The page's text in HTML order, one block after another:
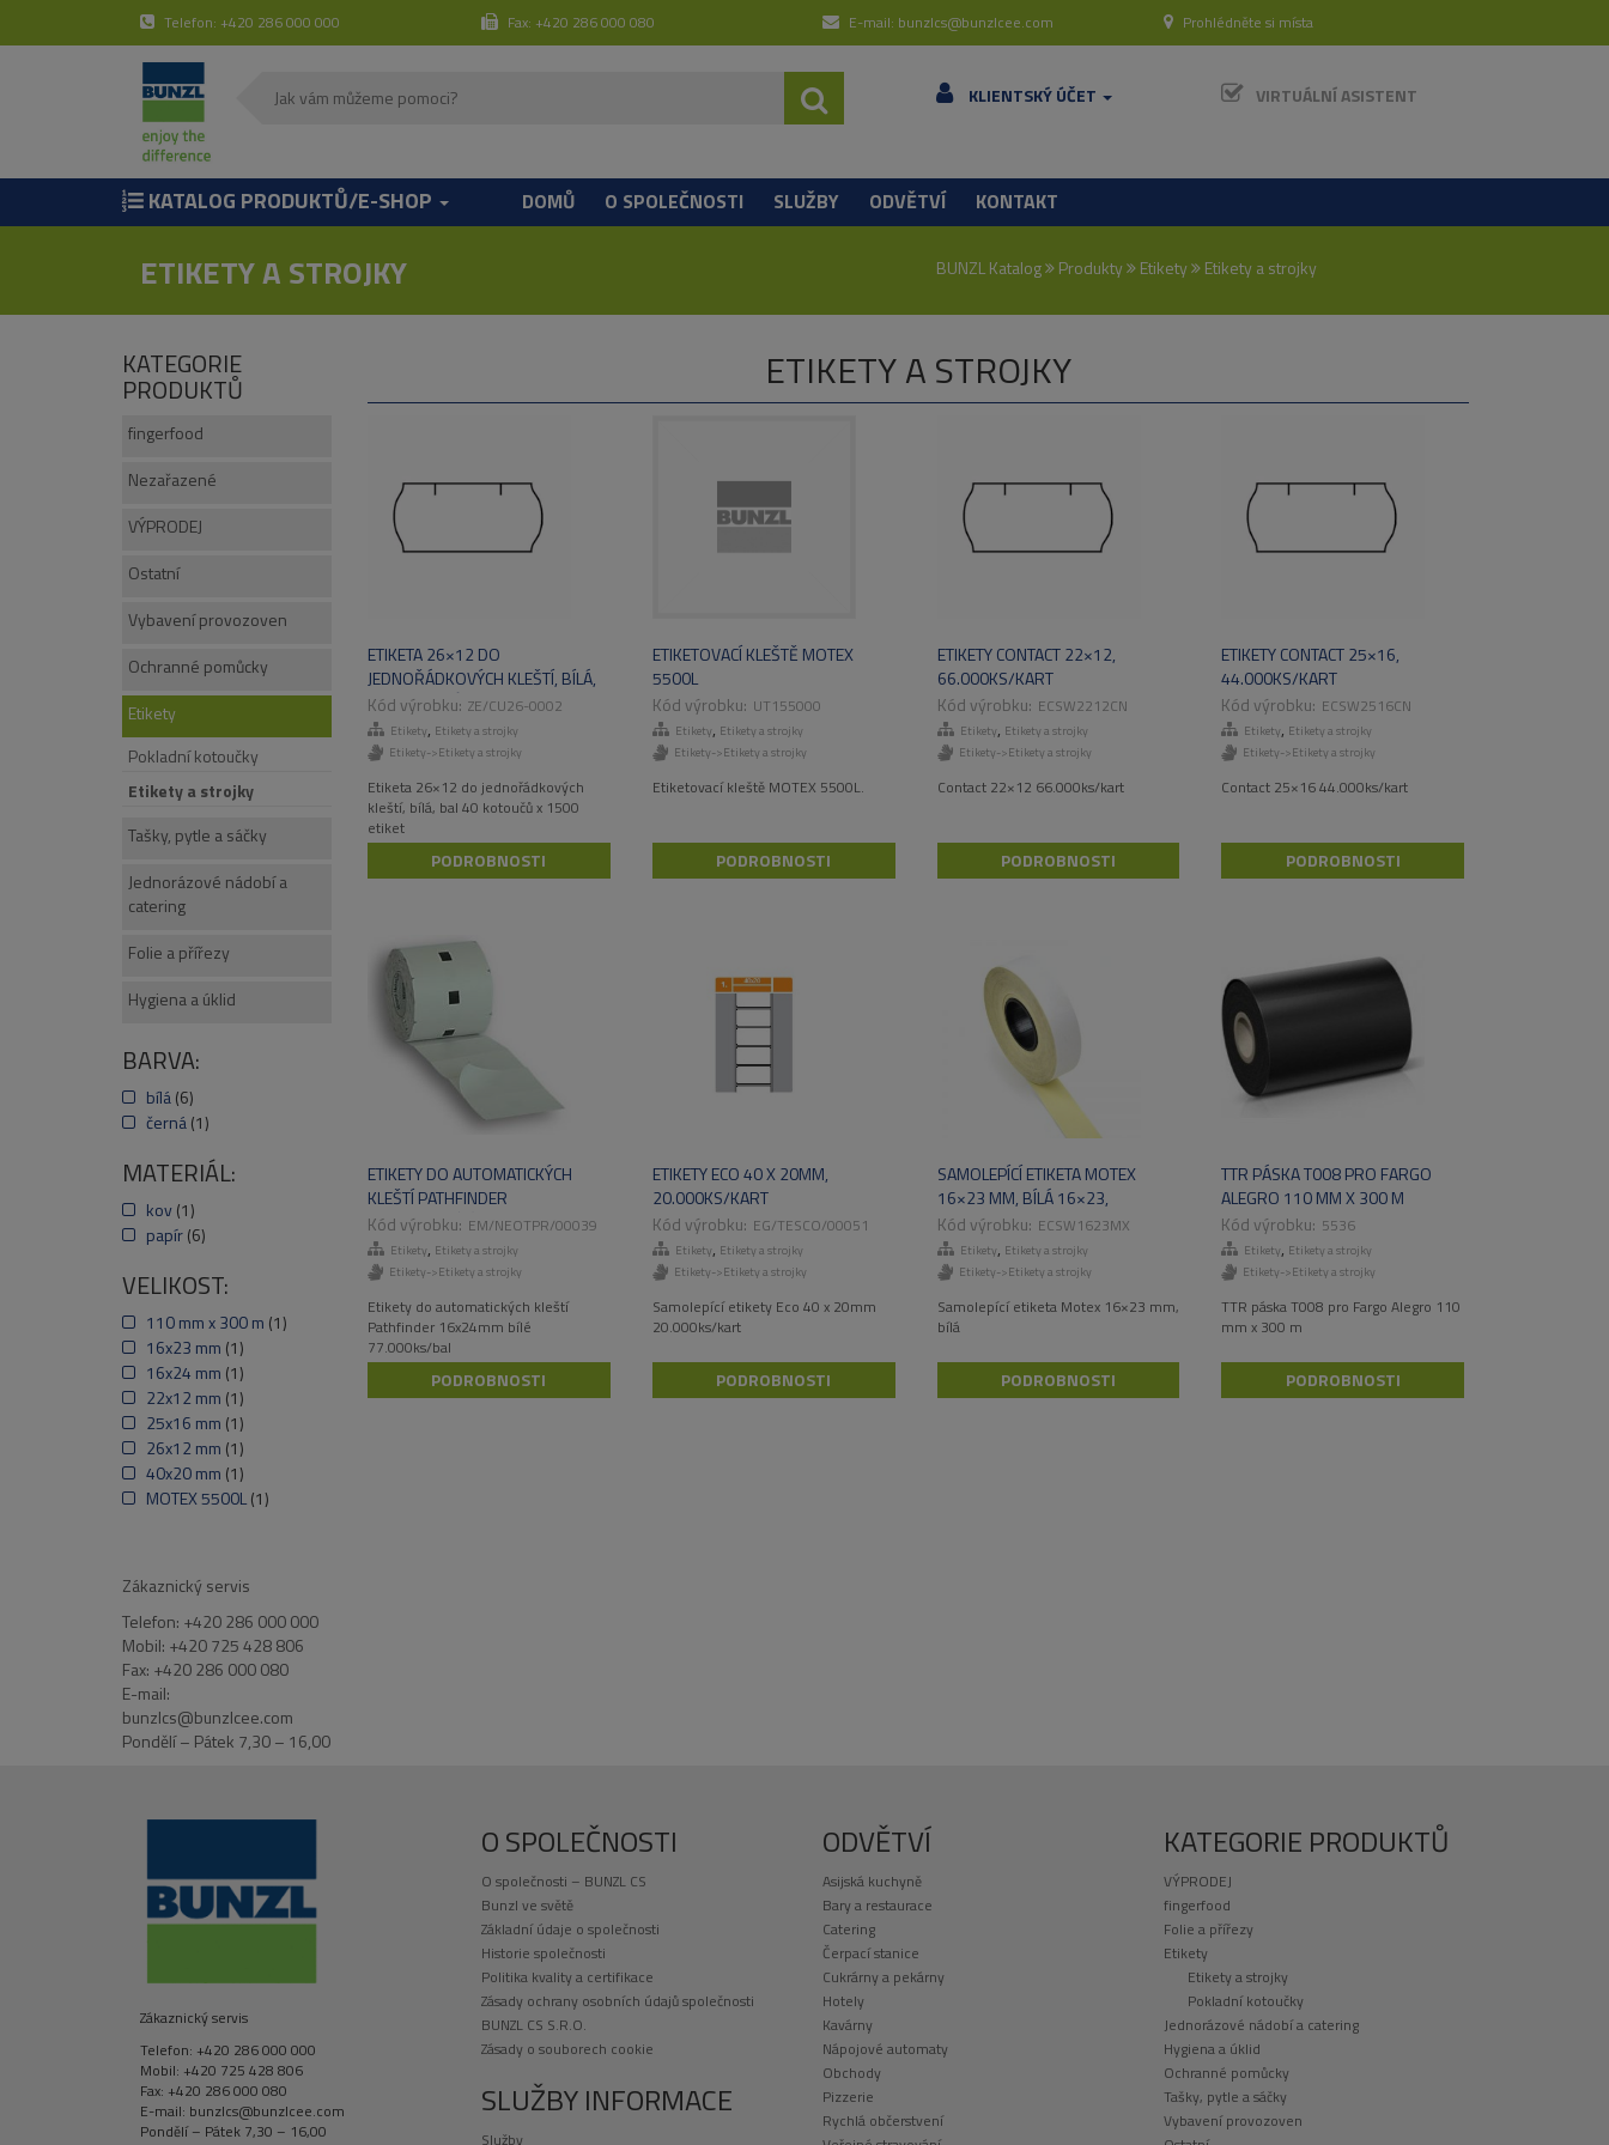
Telefon: +420 286 000 000 Fax: +420 286 000 080 E-mail: bunzlcs@bunzlcee.com Prohlédněte si místa
KLIENTSKÝ ÚČET VIRTUÁLNÍ ASISTENT
KATALOG PRODUKTŮ/E-SHOP DOMŮ O SPOLEČNOSTI SLUŽBY ODVĚTVÍ KONTAKT
ETIKETY A STROJKY BUNZL Katalog Produkty Etikety Etikety a strojky
ETIKETY A STROJKY
ETIKETA 26×12 DO
JEDNOŘÁDKOVÝCH KLEŠTÍ, BÍLÁ,
40 KOTOUČŮ X 1500 ETIKET/BAL
ZE/CU26-0002
Etikety, Etikety a strojky
Etikety->Etikety a strojky
Etiketa 26×12 do jednořádkových
kleští, bílá, bal 40 kotoučů x 1500
etiket
PODROBNOSTI
ETIKETOVACÍ KLEŠTĚ MOTEX
5500L
UT155000
Etikety, Etikety a strojky
Etikety->Etikety a strojky
Etiketovací kleště MOTEX 5500L.
PODROBNOSTI
ETIKETY CONTACT 22×12,
66.000KS/KART
ECSW2212CN
Etikety, Etikety a strojky
Etikety->Etikety a strojky
Contact 22×12 66.000ks/kart
PODROBNOSTI
ETIKETY CONTACT 25×16,
44.000KS/KART
ECSW2516CN
Etikety, Etikety a strojky
Etikety->Etikety a strojky
Contact 25×16 44.000ks/kart
PODROBNOSTI
ETIKETY DO AUTOMATICKÝCH
KLEŠTÍ PATHFINDER
16X24MM BÍLÉ, 77.000KS/BAL
EM/NEOTPR/00039
Etikety, Etikety a strojky
Etikety->Etikety a strojky
Etikety do automatických kleští
Pathfinder 16x24mm bílé
77.000ks/bal
PODROBNOSTI
ETIKETY ECO 40 X 20MM,
20.000KS/KART
EG/TESCO/00051
Etikety, Etikety a strojky
Etikety->Etikety a strojky
Samolepící etikety Eco 40 x 20mm
20.000ks/kart
PODROBNOSTI
SAMOLEPÍCÍ ETIKETA MOTEX
16×23 MM, BÍLÁ 16×23,
52.200KS/KARTECSW1623MX
Etikety, Etikety a strojky
Etikety->Etikety a strojky
Samolepící etiketa Motex 16×23 mm,
bílá
PODROBNOSTI
TTR PÁSKA T008 PRO FARGO
ALEGRO 110 MM X 300 M
5536
Etikety, Etikety a strojky
Etikety->Etikety a strojky
TTR páska T008 pro Fargo Alegro 110
mm x 300 m
PODROBNOSTI
KATEGORIE
PRODUKTŮ
fingerfood
Nezařazené
VÝPRODEJ
Ostatní
Vybavení provozoven
Ochranné pomůcky
Etikety
Pokladní kotoučky
Etikety a strojky
Tašky, pytle a sáčky
Jednorázové nádobí a
catering
Folie a přířezy
Hygiena a úklid
BARVA:
bílá (6)
černá (1)
MATERIÁL:
kov (1)
papír (6)
VELIKOST:
110 mm x 300 m (1)
16x23 mm (1)
16x24 mm (1)
22x12 mm (1)
25x16 mm (1)
26x12 mm (1)
40x20 mm (1)
MOTEX 5500L (1)
Zákaznický servis
Telefon: +420 286 000 000
Mobil: +420 725 428 806
Fax: +420 286 000 080
E-mail:
bunzlcs@bunzlcee.com
Pondělí – Pátek 7,30 – 16,00
Zákaznický servis
Telefon: +420 286 000 000
Mobil: +420 725 428 806
Fax: +420 286 000 080
E-mail: bunzlcs@bunzlcee.com
Pondělí – Pátek 7,30 – 16,00
O SPOLEČNOSTI
O společnosti – BUNZL CS
Bunzl ve světě
Základní údaje o společnosti
Historie společnosti
Politika kvality a certifikace
Zásady ochrany osobních údajů společnosti
BUNZL CS S.R.O.
Zásady o souborech cookie
SLUŽBY INFORMACE
Služby
ODVĚTVÍ
Asijská kuchyně
Bary a restaurace
Catering
Čerpací stanice
Cukrárny a pekárny
Hotely
Kavárny
Nápojové automaty
Obchody
Pizzerie
Rychlá občerstvení
KATEGORIE PRODUKTŮ
VÝPRODEJ
fingerfood
Folie a přířezy
Etikety
Etikety a strojky
Pokladní kotoučky
Jednorázové nádobí a catering
Hygiena a úklid
Ochranné pomůcky
Tašky, pytle a sáčky
Vybavení provozoven